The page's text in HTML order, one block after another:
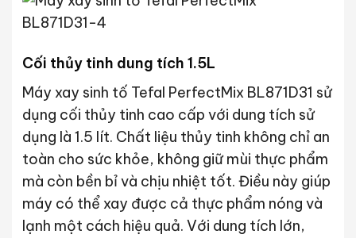
Cối thủy tinh dung tích 1.5L
Máy xay sinh tố Tefal PerfectMix BL871D31 sử
dụng cối thủy tinh cao cấp với dung tích sử
dụng là 1.5 lít. Chất liệu thủy tinh không chỉ an
toàn cho sức khỏe, không giữ mùi thực phẩm
mà còn bền bỉ và chịu nhiệt tốt. Điều này giúp
máy có thể xay được cả thực phẩm nóng và
lạnh một cách hiệu quả. Với dung tích lớn,